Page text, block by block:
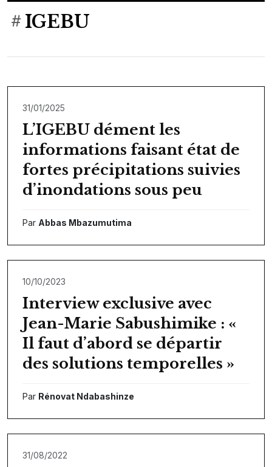
IGEBU
31/01/2025
L’IGEBU dément les
informations faisant état de
fortes précipitations suivies
d’inondations sous peu
Par Abbas Mbazumutima
10/10/2023
Interview exclusive avec
Jean-Marie Sabushimike : «
Il faut d’abord se départir
des solutions temporelles »
Par Rénovat Ndabashinze
31/08/2022